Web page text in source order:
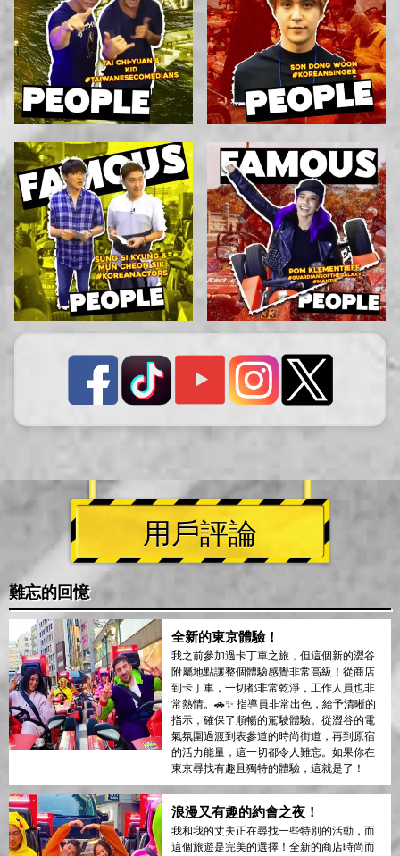
用戶評論
難忘的回憶
全新的東京體驗！
我之前參加過卡丁車之旅，但這個新的澀谷
附屬地點讓整個體驗感覺非常高級！從商店
到卡丁車，一切都非常乾淨，工作人員也非
常熱情。🚗✨ 指導員非常出色，給予清晰的
指示，確保了順暢的駕駛體驗。從澀谷的電
氣氛圍過渡到表參道的時尚街道，再到原宿
的活力能量，這一切都令人難忘。如果你在
東京尋找有趣且獨特的體驗，這就是了！
浪漫又有趣的約會之夜！
我和我的丈夫正在尋找一些特別的活動，而
這個旅遊是完美的選擇！全新的商店時尚而